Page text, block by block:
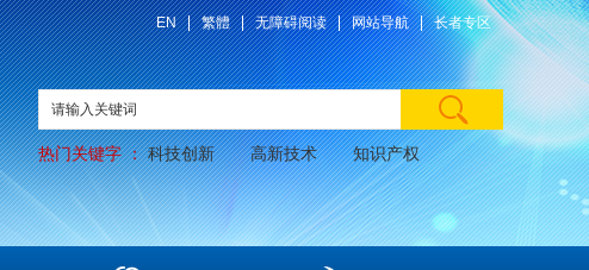
EN 繁體 无障碍阅读 网站导航 长者专区
热门关键字 ： 科技创新 高新技术 知识产权